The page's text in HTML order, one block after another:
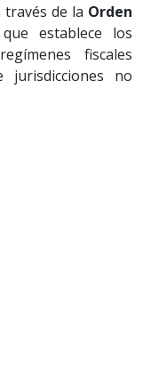
través de la Orden
que establece los
fiscales
jurisdicciones no